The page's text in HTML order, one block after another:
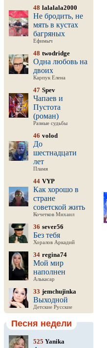
48 lalalala2000
Не бродить, не
мять в кустах
багряных
Ефимыч
48 twodridge
Одна любовь на
двоих
Карпук Елена
47 Spev
Чапаев и
Пустота
(роман)
Разные судьбы
46 volod
До
шестнадцати
лет
Пламя
44 VYP
Как хорошо в
стране
советской жить
Кочетков Михаил
36 sever56
Без тебя
Хоралов Аркадий
34 regina74
Мой мир
наполнен
Алькасар
33 jemchujinka
Выходной
Детские Русские
Песня недели
525 Yanika